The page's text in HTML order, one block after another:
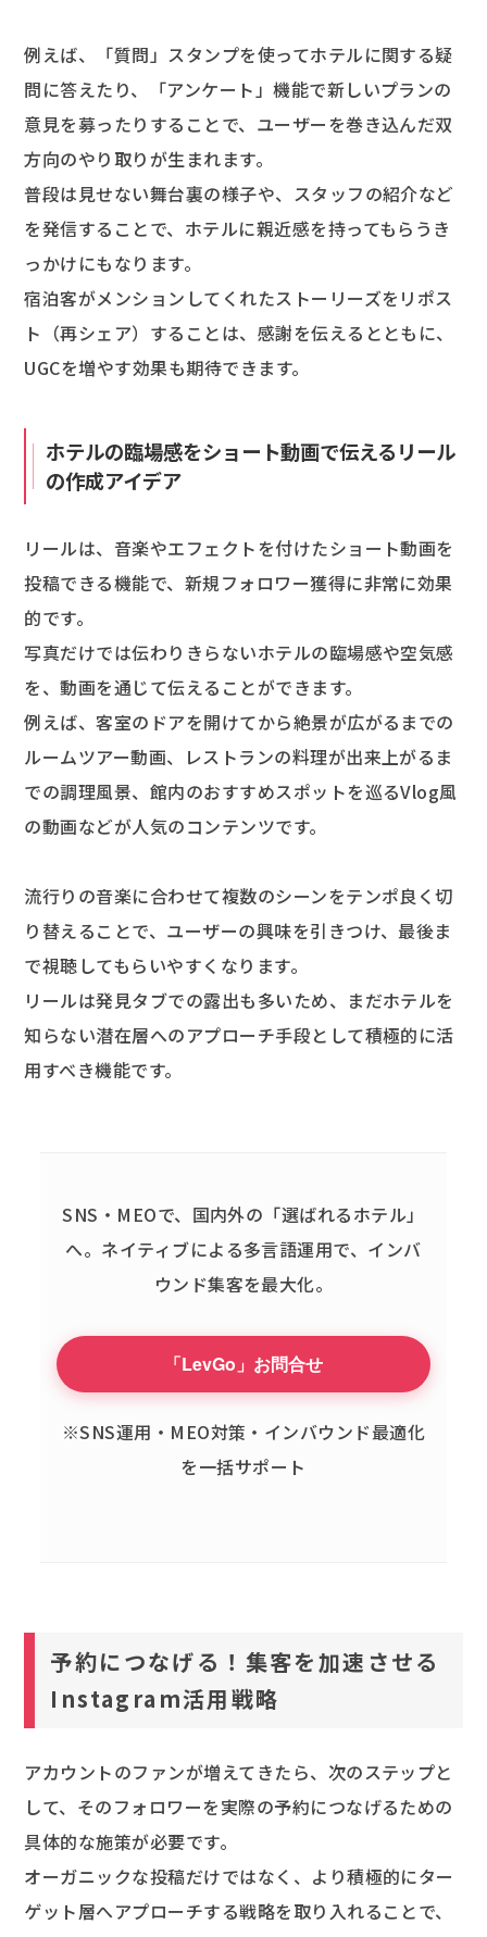
例えば、「質問」スタンプを使ってホテルに関する疑
問に答えたり、「アンケート」機能で新しいプランの
意見を募ったりすることで、ユーザーを巻き込んだ双
方向のやり取りが生まれます。
普段は見せない舞台裏の様子や、スタッフの紹介など
を発信することで、ホテルに親近感を持ってもらうき
っかけにもなります。
宿泊客がメンションしてくれたストーリーズをリポス
ト（再シェア）することは、感謝を伝えるとともに、
UGCを増やす効果も期待できます。
ホテルの臨場感をショート動画で伝えるリール
の作成アイデア
リールは、音楽やエフェクトを付けたショート動画を
投稿できる機能で、新規フォロワー獲得に非常に効果
的です。
写真だけでは伝わりきらないホテルの臨場感や空気感
を、動画を通じて伝えることができます。
例えば、客室のドアを開けてから絶景が広がるまでの
ルームツアー動画、レストランの料理が出来上がるま
での調理風景、館内のおすすめスポットを巡るVlog風
の動画などが人気のコンテンツです。
流行りの音楽に合わせて複数のシーンをテンポ良く切
り替えることで、ユーザーの興味を引きつけ、最後ま
で視聴してもらいやすくなります。
リールは発見タブでの露出も多いため、まだホテルを
知らない潜在層へのアプローチ手段として積極的に活
用すべき機能です。
SNS・MEOで、国内外の「選ばれるホテル」
へ。 ネイティブによる多言語運用で、インバ
ウンド集客を最大化。
「LevGo」お問合せ
※SNS運用・MEO対策・インバウンド最適化
を一括サポート
予約につなげる！集客を加速させる
Instagram活用戦略
アカウントのファンが増えてきたら、次のステップと
して、そのフォロワーを実際の予約につなげるための
具体的な施策が必要です。
オーガニックな投稿だけではなく、より積極的にター
ゲット層へアプローチする戦略を取り入れることで、